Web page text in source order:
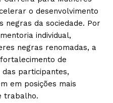
o desenvolvimento
negras da sociedade. Por
individual,
negras renomadas, a
de
participantes,
em posições mais
trabalho.